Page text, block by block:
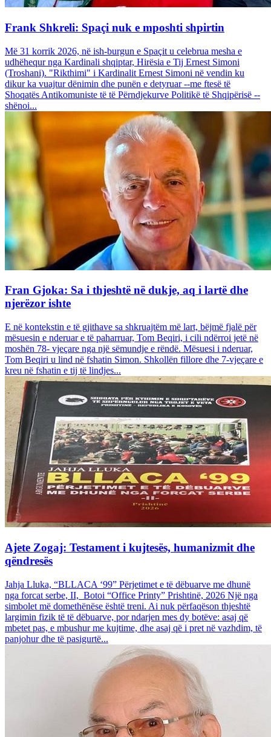
Frank Shkreli: Spaçi nuk e mposhti shpirtin
Më 31 korrik 2026, në ish-burgun e Spaçit u celebrua mesha e
udhëhequr nga Kardinali shqiptar, Hirësia e Tij Ernest Simoni
(Troshani). "Rikthimi" i Kardinalit Ernest Simoni në vendin ku
dikur ka vuajtur dënimin dhe punën e detyruar --me ftesë të
Shoqatës Antikomuniste të të Përndjekurve Politikë të Shqipërisë --
shënoi...
Fran Gjoka: Sa i thjeshtë në dukje, aq i lartë dhe
njerëzor ishte
E në kontekstin e të gjithave sa shkruajtëm më lart, bëjmë fjalë për
mësuesin e nderuar e të paharruar, Tom Beqiri, i cili ndërroi jetë në
moshën 78- vjeçare nga një sëmundje e rëndë. Mësuesi i nderuar,
Tom Beqiri u lind në fshatin Simon. Shkollën fillore dhe 7-vjeçare e
kreu në fshatin e tij të lindjes...
Ajete Zogaj: Testament i kujtesës, humanizmit dhe
qëndresës
Jahja Lluka, “BLLACA ‘99” Përjetimet e të dëbuarve me dhunë
nga forcat serbe, II, Botoi “Office Printy” Prishtinë, 2026 Një nga
simbolet më domethënëse është treni. Ai nuk përfaqëson thjeshtë
largimin fizik të të dëbuarve, por ndarjen mes dy botëve: asaj që
mbetet pas, e mbushur me kujtime, dhe asaj që i pret në vazhdim, të
panjohur dhe të pasigurtë...